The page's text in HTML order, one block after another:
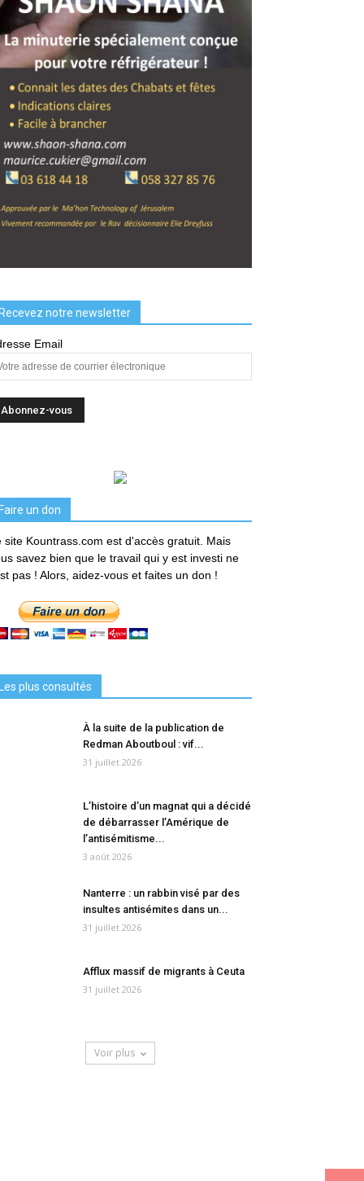
Recevez notre newsletter
Email
Faire un don
site Kountrass.com est d'accès gratuit. Mais
savez bien que le travail qui y est investi ne
pas ! Alors, aidez-vous et faites un don !
Les plus consultés
À la suite de la publication de
Redman Aboutboul : vif...
31 juillet 2026
L’histoire d’un magnat qui a décidé
de débarrasser l’Amérique de
l’antisémitisme...
3 août 2026
Nanterre : un rabbin visé par des
insultes antisémites dans un...
31 juillet 2026
Afflux massif de migrants à Ceuta
31 juillet 2026
Voir plus